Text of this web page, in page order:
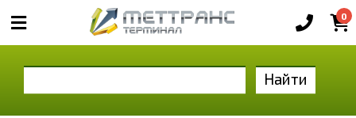
0
Найти